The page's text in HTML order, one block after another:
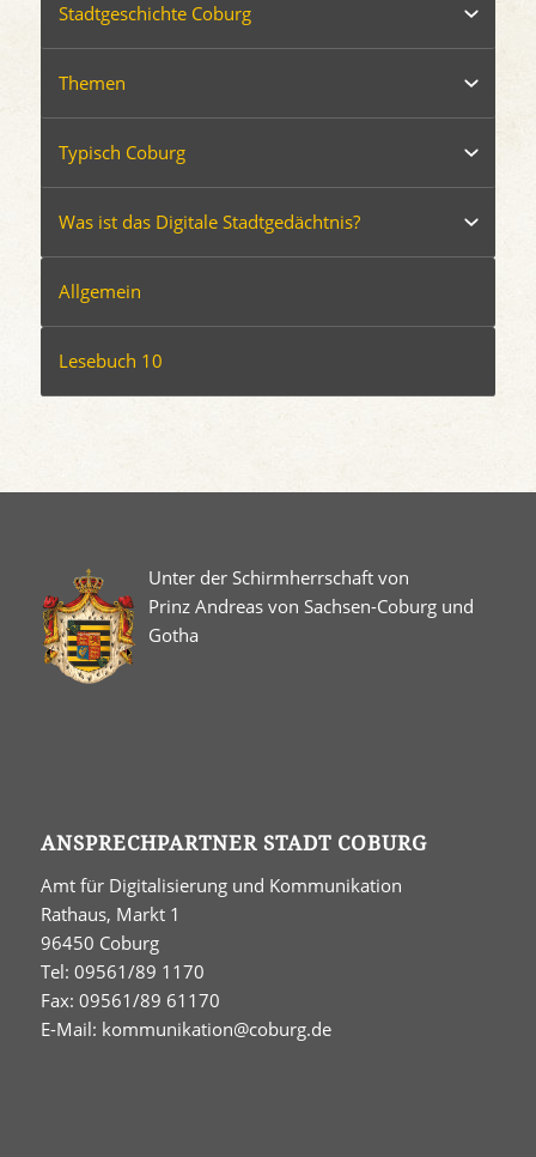
Stadtgeschichte Coburg
Themen
Typisch Coburg
Was ist das Digitale Stadtgedächtnis?
Allgemein
Lesebuch 10
Unter der Schirmherrschaft von
Prinz Andreas von Sachsen-Coburg und
Gotha
ANSPRECHPARTNER STADT COBURG
Amt für Digitalisierung und Kommunikation
Rathaus, Markt 1
96450 Coburg
Tel: 09561/89 1170
Fax: 09561/89 61170
E-Mail: kommunikation@coburg.de